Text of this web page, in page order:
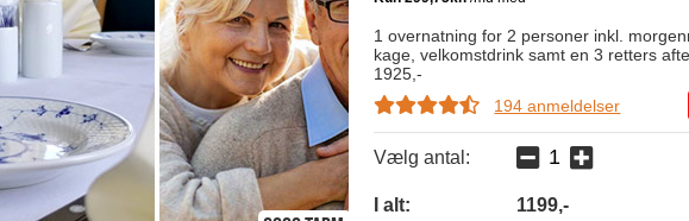
1 overnatning for 2 personer inkl.
kage, velkomstdrink samt en 3 retters
1925,-
194 anmeldelser
Vælg antal:
I alt: 1199,-